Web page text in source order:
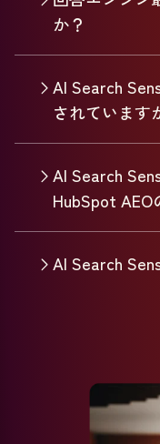
か？
AI Search
されています
AI Search
HubSpot AEO
AI Search